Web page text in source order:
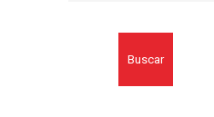
Buscar